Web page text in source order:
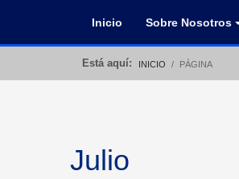
Inicio Sobre Nosotros
Está aquí: INICIO PÁGINA
Julio